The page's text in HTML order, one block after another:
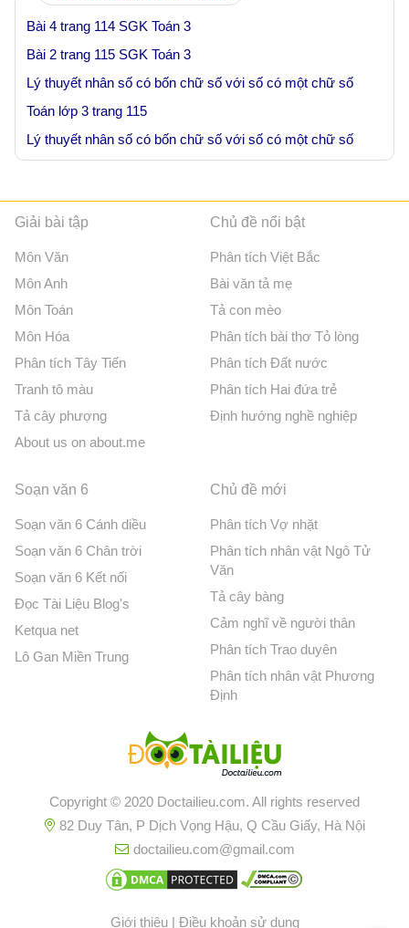
Bài 4 trang 114 SGK Toán 3
Bài 2 trang 115 SGK Toán 3
Lý thuyết nhân số có bốn chữ số với số có một chữ số
Toán lớp 3 trang 115
Lý thuyết nhân số có bốn chữ số với số có một chữ số
Giải bài tập
Môn Văn
Môn Anh
Môn Toán
Môn Hóa
Phân tích Tây Tiến
Tranh tô màu
Tả cây phượng
About us on about.me
Chủ đề nổi bật
Phân tích Việt Bắc
Bài văn tả mẹ
Tả con mèo
Phân tích bài thơ Tỏ lòng
Phân tích Đất nước
Phân tích Hai đứa trẻ
Định hướng nghề nghiệp
Soạn văn 6
Soạn văn 6 Cánh diều
Soạn văn 6 Chân trời
Soạn văn 6 Kết nối
Đọc Tài Liệu Blog's
Ketqua net
Lô Gan Miền Trung
Chủ đề mới
Phân tích Vợ nhặt
Phân tích nhân vật Ngô Tử
Văn
Tả cây bàng
Cảm nghĩ về người thân
Phân tích Trao duyên
Phân tích nhân vật Phương
Định
Copyright © 2020 Doctailieu.com. All rights reserved
82 Duy Tân, P Dịch Vọng Hậu, Q Cầu Giấy, Hà Nội
doctailieu.com@gmail.com
Giới thiệu| Điều khoản sử dụng